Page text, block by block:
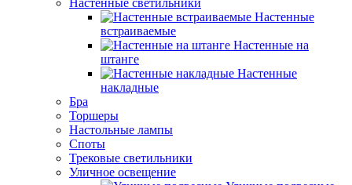
Настенные светильники
Настенные
встраиваемые
Настенные на
штанге
Настенные
накладные
Бра
Торшеры
Настольные лампы
Споты
Трековые светильники
Уличное освещение